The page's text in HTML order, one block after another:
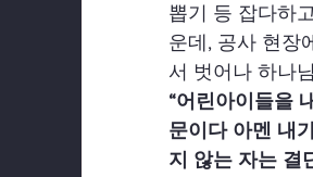
뽑기 등 잡다하
운데, 공사 현장
서 벗어나 하나
“어린아이들을
문이다 아멘 내
지 않는 자는 결